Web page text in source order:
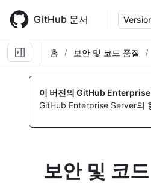
main
content
GitHub 문서
홈 보안 및 코드 품질
이 버전의 GitHub
GitHub Enterprise Server의
보안 및 코